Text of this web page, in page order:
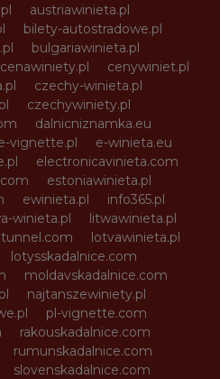
austriawinieta.pl
bilety-autostradowe.pl
bulgariawinieta.pl
cenawiniety.pl
cenywiniet.pl
czechy-winieta.pl
czechywiniety.pl
dalnicniznamka.eu
vignette.pl
e-winieta.eu
electronicavinieta.com
estoniawinieta.pl
ewinieta.pl
info365.pl
winieta.pl
litwawinieta.pl
lotvawinieta.pl
lotysskadalnice.com
moldavskadalnice.com
najtanszewiniety.pl
pl-vignette.com
rakouskadalnice.com
rumunskadalnice.com
slovenskadalnice.com